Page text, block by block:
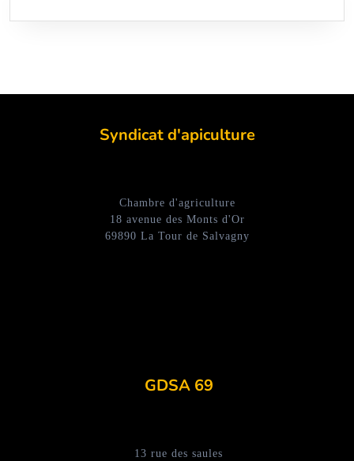
Syndicat d'apiculture
Chambre d'agriculture
18 avenue des Monts d'Or
69890 La Tour de Salvagny
GDSA 69
13 rue des saules